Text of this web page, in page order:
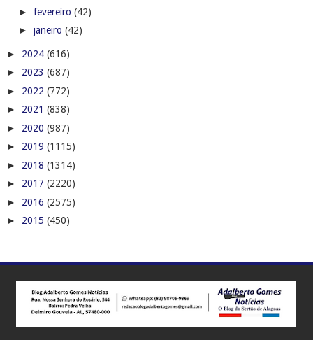
► fevereiro (42)
► janeiro (42)
► 2024 (616)
► 2023 (687)
► 2022 (772)
► 2021 (838)
► 2020 (987)
► 2019 (1115)
► 2018 (1314)
► 2017 (2220)
► 2016 (2575)
► 2015 (450)